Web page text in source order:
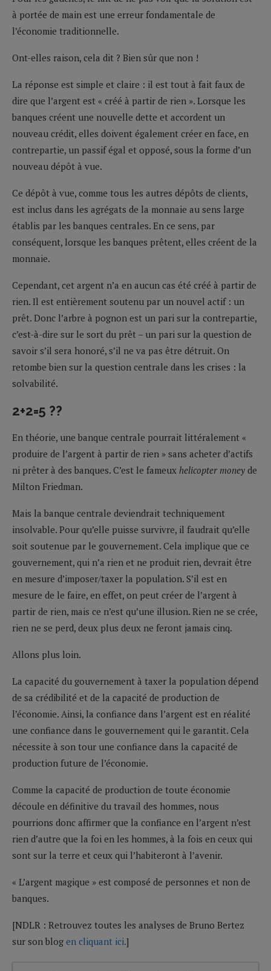
à portée de main est une erreur fondamentale de
l’économie traditionnelle.
Ont-elles raison, cela dit ? Bien sûr que non !
La réponse est simple et claire : il est tout à fait faux de
dire que l’argent est « créé à partir de rien ». Lorsque les
banques créent une nouvelle dette et accordent un
nouveau crédit, elles doivent également créer en face, en
contrepartie, un passif égal et opposé, sous la forme d’un
nouveau dépôt à vue.
Ce dépôt à vue, comme tous les autres dépôts de clients,
est inclus dans les agrégats de la monnaie au sens large
établis par les banques centrales. En ce sens, par
conséquent, lorsque les banques prêtent, elles créent de la
monnaie.
Cependant, cet argent n’a en aucun cas été créé à partir de
rien. Il est entièrement soutenu par un nouvel actif : un
prêt. Donc l’arbre à pognon est un pari sur la contrepartie,
c’est-à-dire sur le sort du prêt – un pari sur la question de
savoir s’il sera honoré, s’il ne va pas être détruit. On
retombe bien sur la question centrale dans les crises : la
solvabilité.
2+2=5 ??
En théorie, une banque centrale pourrait littéralement «
produire de l’argent à partir de rien » sans acheter d’actifs
ni prêter à des banques. C’est le fameux helicopter money de
Milton Friedman.
Mais la banque centrale deviendrait techniquement
insolvable. Pour qu’elle puisse survivre, il faudrait qu’elle
soit soutenue par le gouvernement. Cela implique que ce
gouvernement, qui n’a rien et ne produit rien, devrait être
en mesure d’imposer/taxer la population. S’il est en
mesure de le faire, en effet, on peut créer de l’argent à
partir de rien, mais ce n’est qu’une illusion. Rien ne se crée,
rien ne se perd, deux plus deux ne feront jamais cinq.
Allons plus loin.
La capacité du gouvernement à taxer la population dépend
de sa crédibilité et de la capacité de production de
l’économie. Ainsi, la confiance dans l’argent est en réalité
une confiance dans le gouvernement qui le garantit. Cela
nécessite à son tour une confiance dans la capacité de
production future de l’économie.
Comme la capacité de production de toute économie
découle en définitive du travail des hommes, nous
pourrions donc affirmer que la confiance en l’argent n’est
rien d’autre que la foi en les hommes, à la fois en ceux qui
sont sur la terre et ceux qui l’habiteront à l’avenir.
« L’argent magique » est composé de personnes et non de
banques.
[NDLR : Retrouvez toutes les analyses de Bruno Bertez
sur son blog en cliquant ici.]